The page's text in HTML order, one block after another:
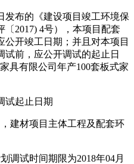
发布的《建设项目竣工环境保
2017) 4号），本项目配套
开竣工日期；并且对本项目
前，应公开调试的起止日
具有限公司年产100套板式家
试起止日期
建材项目主体工程及配套环
调试时间期限为2018年04月